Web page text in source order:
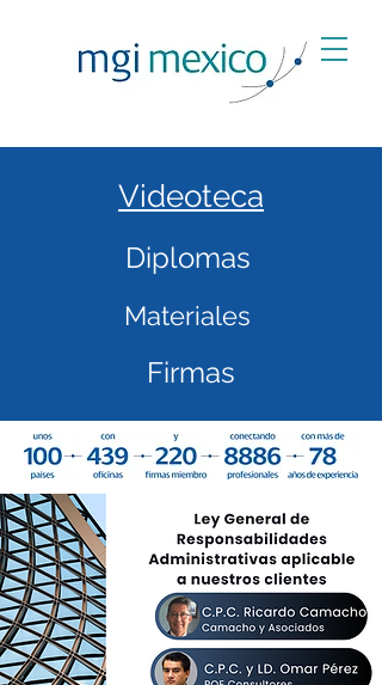
Videoteca
Diplomas
Materiales
Firmas